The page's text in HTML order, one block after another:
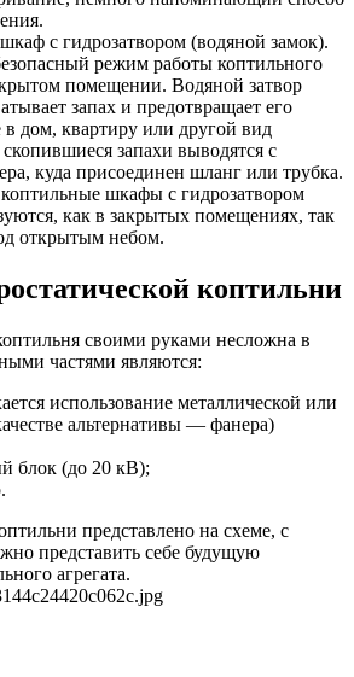
с гидрозатвором (водяной замок).
режим работы коптильного
помещении. Водяной затвор
запах и предотвращает его
дом, квартиру или другой вид
запахи выводятся с
куда присоединен шланг или трубка.
шкафы с гидрозатвором
как в закрытых помещениях, так
открытым небом.
коптильни
своими руками несложна в
частями являются:
использование металлической или
альтернативы — фанера)
блок (до 20 кВ);
представлено на схеме, с
представить себе будущую
агрегата.